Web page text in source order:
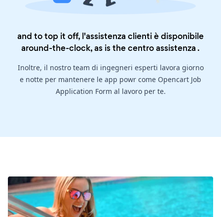
and to top it off, l'assistenza clienti è disponibile
around-the-clock, as is thecentro assistenza .
Inoltre, il nostro team di ingegneri esperti lavora giorno
e notte per mantenere le app powr come Opencart Job
Application Form al lavoro per te.